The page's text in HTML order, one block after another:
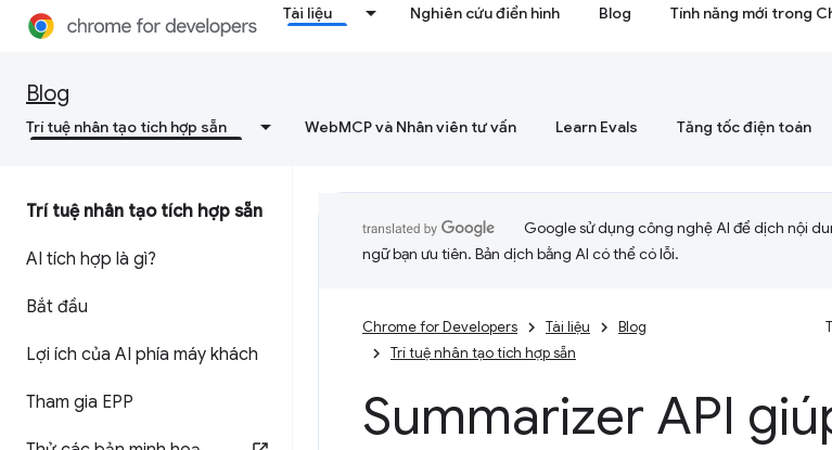
Tài liệu Nghiên cứu điển hình Blog Tính năng mới trong
Blog
Trí tuệ nhân tạo tích hợp sẵn WebMCP và Nhân viên tư vấn Learn Evals Tăng tốc điện toán
Trí tuệ nhân tạo tích hợp sẵn
AI tích hợp là gì?
Bắt đầu
Lợi ích của AI phía máy khách
Tham gia EPP
Google sử dụng công nghệ AI để dịch nội
ngữ bạn ưu tiên. Bản dịch bằng AI có thể có lỗi.
Chrome for Developers Tài liệu
Blog
Trí tuệ nhân tạo tích hợp sẵn
Summarizer API